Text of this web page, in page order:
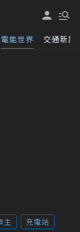
電能世界 交通新訊
主 充電站